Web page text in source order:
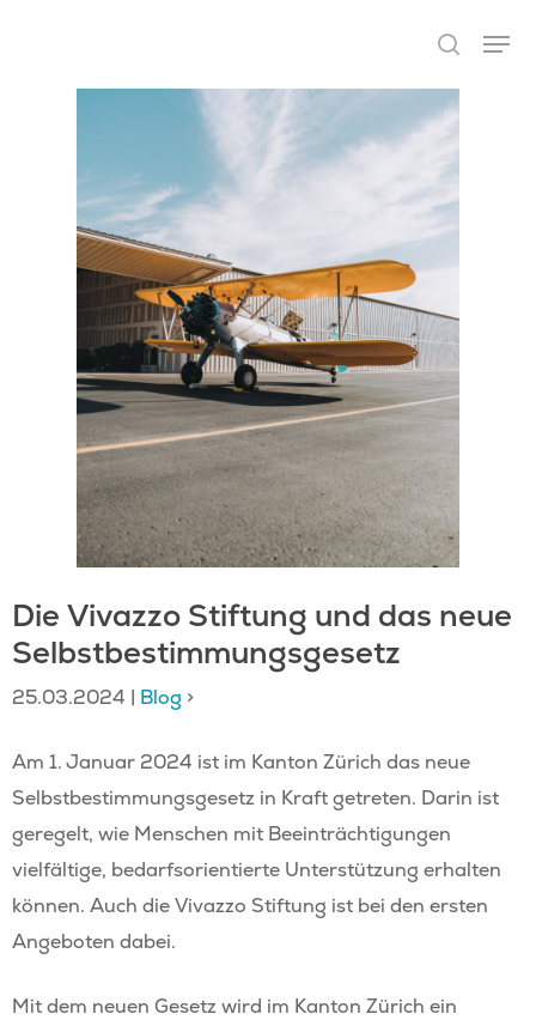
Drücken Sie auf die Enter-Taste um
mit der Suche zu beginnen
Die Vivazzo Stiftung und das neue
Selbstbestimmungsgesetz
25.03.2024 | Blog >
Am 1. Januar 2024 ist im Kanton Zürich das neue
Selbstbestimmungsgesetz in Kraft getreten. Darin ist
geregelt, wie Menschen mit Beeinträchtigungen
vielfältige, bedarfsorientierte Unterstützung erhalten
können. Auch die Vivazzo Stiftung ist bei den ersten
Angeboten dabei.
Mit dem neuen Gesetz wird im Kanton Zürich ein